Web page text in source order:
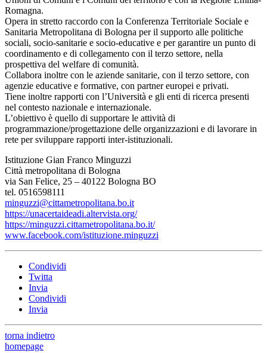
Romagna.
Opera in stretto raccordo con la Conferenza Territoriale Sociale e
Sanitaria Metropolitana di Bologna per il supporto alle politiche
sociali, socio-sanitarie e socio-educative e per garantire un punto di
coordinamento e di collegamento con il terzo settore, nella
prospettiva del welfare di comunità.
Collabora inoltre con le aziende sanitarie, con il terzo settore, con
agenzie educative e formative, con partner europei e privati.
Tiene inoltre rapporti con l’Università e gli enti di ricerca presenti
nel contesto nazionale e internazionale.
L’obiettivo è quello di supportare le attività di
programmazione/progettazione delle organizzazioni e di lavorare in
rete per sviluppare rapporti inter-istituzionali.
Istituzione Gian Franco Minguzzi
Città metropolitana di Bologna
via San Felice, 25 – 40122 Bologna BO
tel. 0516598111
minguzzi@cittametropolitana.bo.it
https://unacertaideadi.altervista.org/
https://minguzzi.cittametropolitana.bo.it/
www.facebook.com/istituzione.minguzzi
Condividi
Twitta
Invia
Condividi
Invia
torna indietro
homepage